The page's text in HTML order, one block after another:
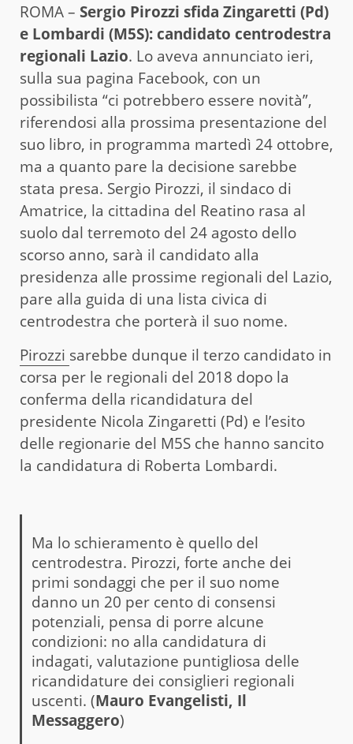
ROMA – Sergio Pirozzi sfida Zingaretti (Pd)
e Lombardi (M5S): candidato centrodestra
regionali Lazio. Lo aveva annunciato ieri,
sulla sua pagina Facebook, con un
possibilista “ci potrebbero essere novità”,
riferendosi alla prossima presentazione del
suo libro, in programma martedì 24 ottobre,
ma a quanto pare la decisione sarebbe
stata presa. Sergio Pirozzi, il sindaco di
Amatrice, la cittadina del Reatino rasa al
suolo dal terremoto del 24 agosto dello
scorso anno, sarà il candidato alla
presidenza alle prossime regionali del Lazio,
pare alla guida di una lista civica di
centrodestra che porterà il suo nome.
Pirozzi sarebbe dunque il terzo candidato in
corsa per le regionali del 2018 dopo la
conferma della ricandidatura del
presidente Nicola Zingaretti (Pd) e l’esito
delle regionarie del M5S che hanno sancito
la candidatura di Roberta Lombardi.
Ma lo schieramento è quello del
centrodestra. Pirozzi, forte anche dei
primi sondaggi che per il suo nome
danno un 20 per cento di consensi
potenziali, pensa di porre alcune
condizioni: no alla candidatura di
indagati, valutazione puntigliosa delle
ricandidature dei consiglieri regionali
uscenti. (Mauro Evangelisti, Il
Messaggero)